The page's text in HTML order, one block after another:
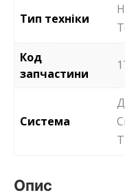
Тип техніки
Код
запчастини
Система
Опис